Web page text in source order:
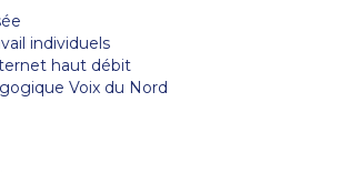
individuels
haut débit
Voix du Nord